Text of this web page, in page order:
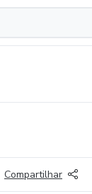
Compartilhar